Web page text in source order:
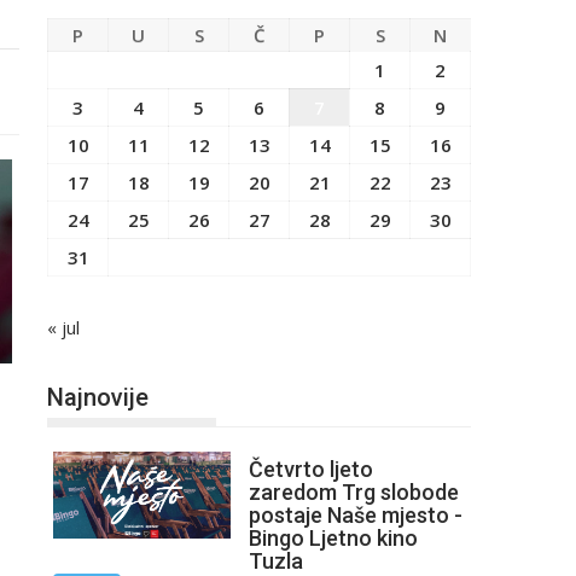
P U S Č P S
N
1
2
3
4 5 6 8
9
10
11 12 13 14 15
16
17
18 19 20 21 22
23
24
25 26 27 28 29
30
31
« jul
Najnovije
Četvrto ljeto
zaredom Trg slobode
postaje Naše mjesto -
Bingo Ljetno kino
Tuzla